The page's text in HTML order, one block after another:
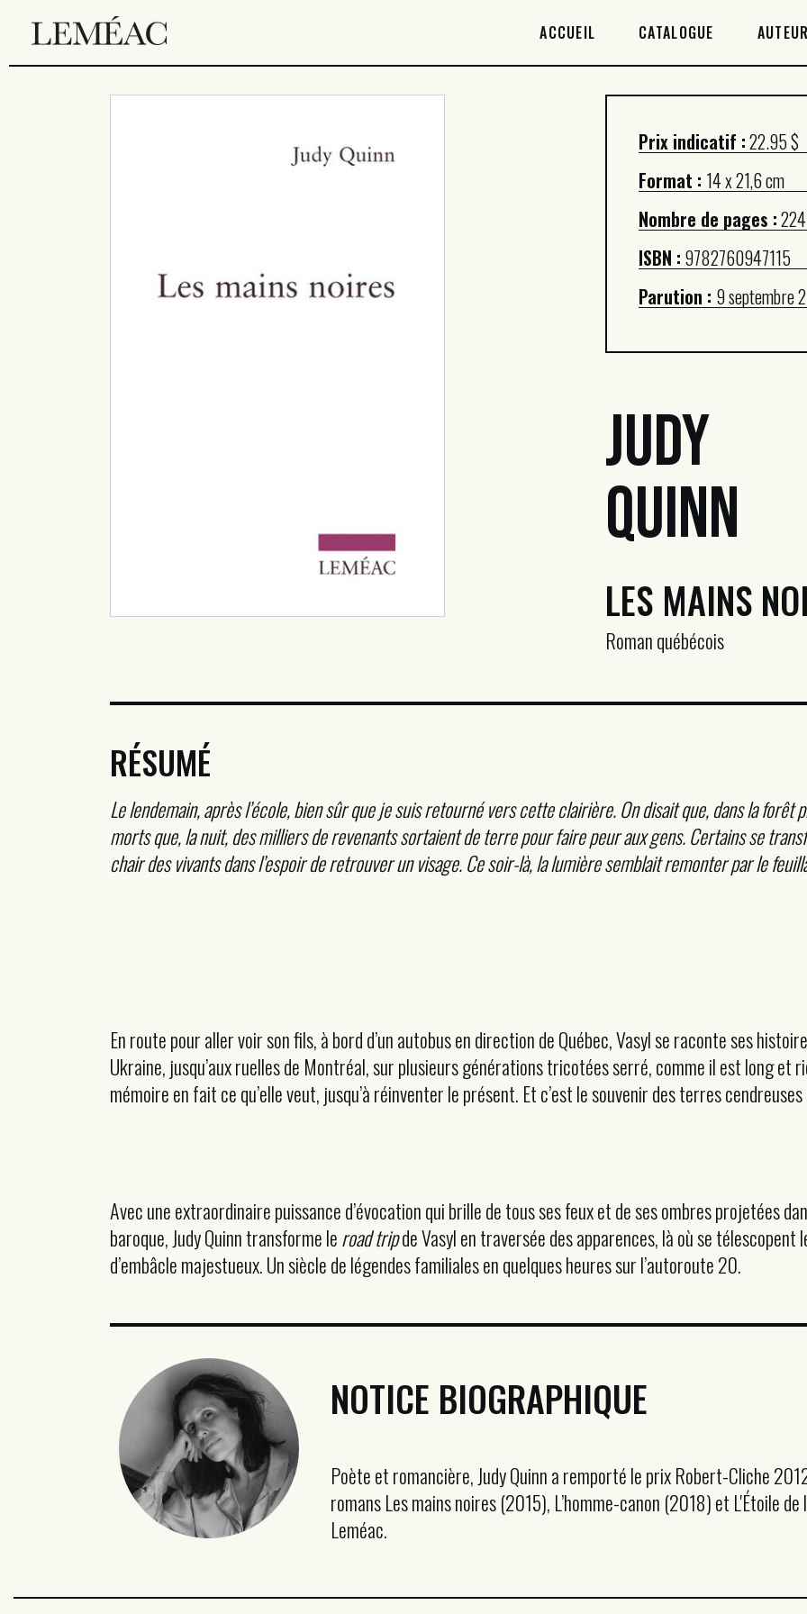
ACCUEIL CATALOGUE
CATALOGUE
Prix indicatif :22.95 $
Format : 14 x 21,6 cm
Nombre de pages :224
ISBN : 9782760947115
Parution : 9 septembre
Judy
Quinn
LES MAINS
Roman québécois
RÉSUMÉ
Le lendemain, après l’école, bien sûr que je suis retourné vers cette clairière. On disait que, dans la forêt
morts que, la nuit, des milliers de revenants sortaient de terre pour faire peur aux gens. Certains se
chair des vivants dans l’espoir de retrouver un visage. Ce soir-là, la lumière semblait remonter par le
En route pour aller voir son fils, à bord d’un autobus en direction de Québec, Vasyl se raconte ses
Ukraine, jusqu’aux ruelles de Montréal, sur plusieurs générations tricotées serré, comme il est long et
mémoire en fait ce qu’elle veut, jusqu’à réinventer le présent. Et c’est le souvenir des terres
Avec une extraordinaire puissance d’évocation qui brille de tous ses feux et de ses ombres projetées
baroque, Judy Quinn transforme leroad tripde Vasyl en traversée des apparences, là où se
d’embâcle majestueux. Un siècle de légendes familiales en quelques heures sur l’autoroute 20.
NOTICE BIOGRAPHIQUE
Poète et romancière, Judy Quinn a remporté le prix Robert-Cliche
romans Les mains noires (2015), L’homme-canon (2018) et L'Étoile
Leméac.